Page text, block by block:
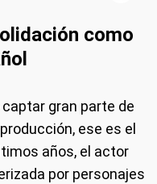
como
gran parte de
ese es el
años, el actor
por personajes